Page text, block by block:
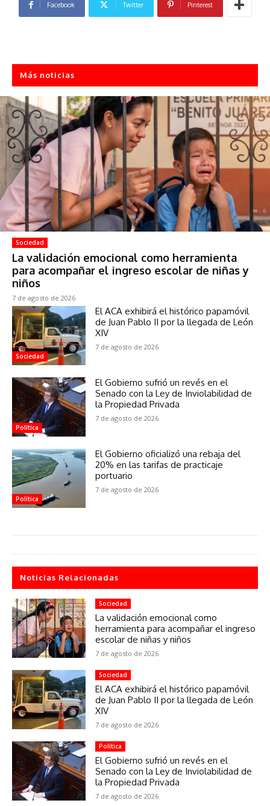
Facebook Twitter Pinterest
Más noticias
Sociedad
La validación emocional como herramienta
para acompañar el ingreso escolar de niñas y
niños
7 de agosto de 2026
Sociedad
El ACA exhibirá el histórico papamóvil
de Juan Pablo II por la llegada de León
XIV
7 de agosto de 2026
Política
El Gobierno sufrió un revés en el
Senado con la Ley de Inviolabilidad de
la Propiedad Privada
7 de agosto de 2026
Política
El Gobierno oficializó una rebaja del
20% en las tarifas de practicaje
portuario
7 de agosto de 2026
Noticias Relacionadas
Sociedad
La validación emocional como
herramienta para acompañar el ingreso
escolar de niñas y niños
7 de agosto de 2026
Sociedad
El ACA exhibirá el histórico papamóvil
de Juan Pablo II por la llegada de León
XIV
7 de agosto de 2026
Política
El Gobierno sufrió un revés en el
Senado con la Ley de Inviolabilidad de
la Propiedad Privada
7 de agosto de 2026